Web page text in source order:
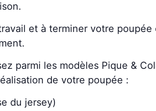
et à terminer votre poupée
parmi les modèles Pique &
de votre poupée :
du jersey)